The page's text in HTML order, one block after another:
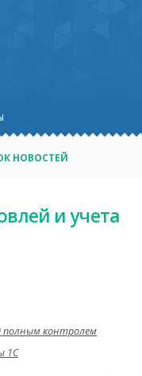
НОВОСТЕЙ
и учета
полным контролем
1С